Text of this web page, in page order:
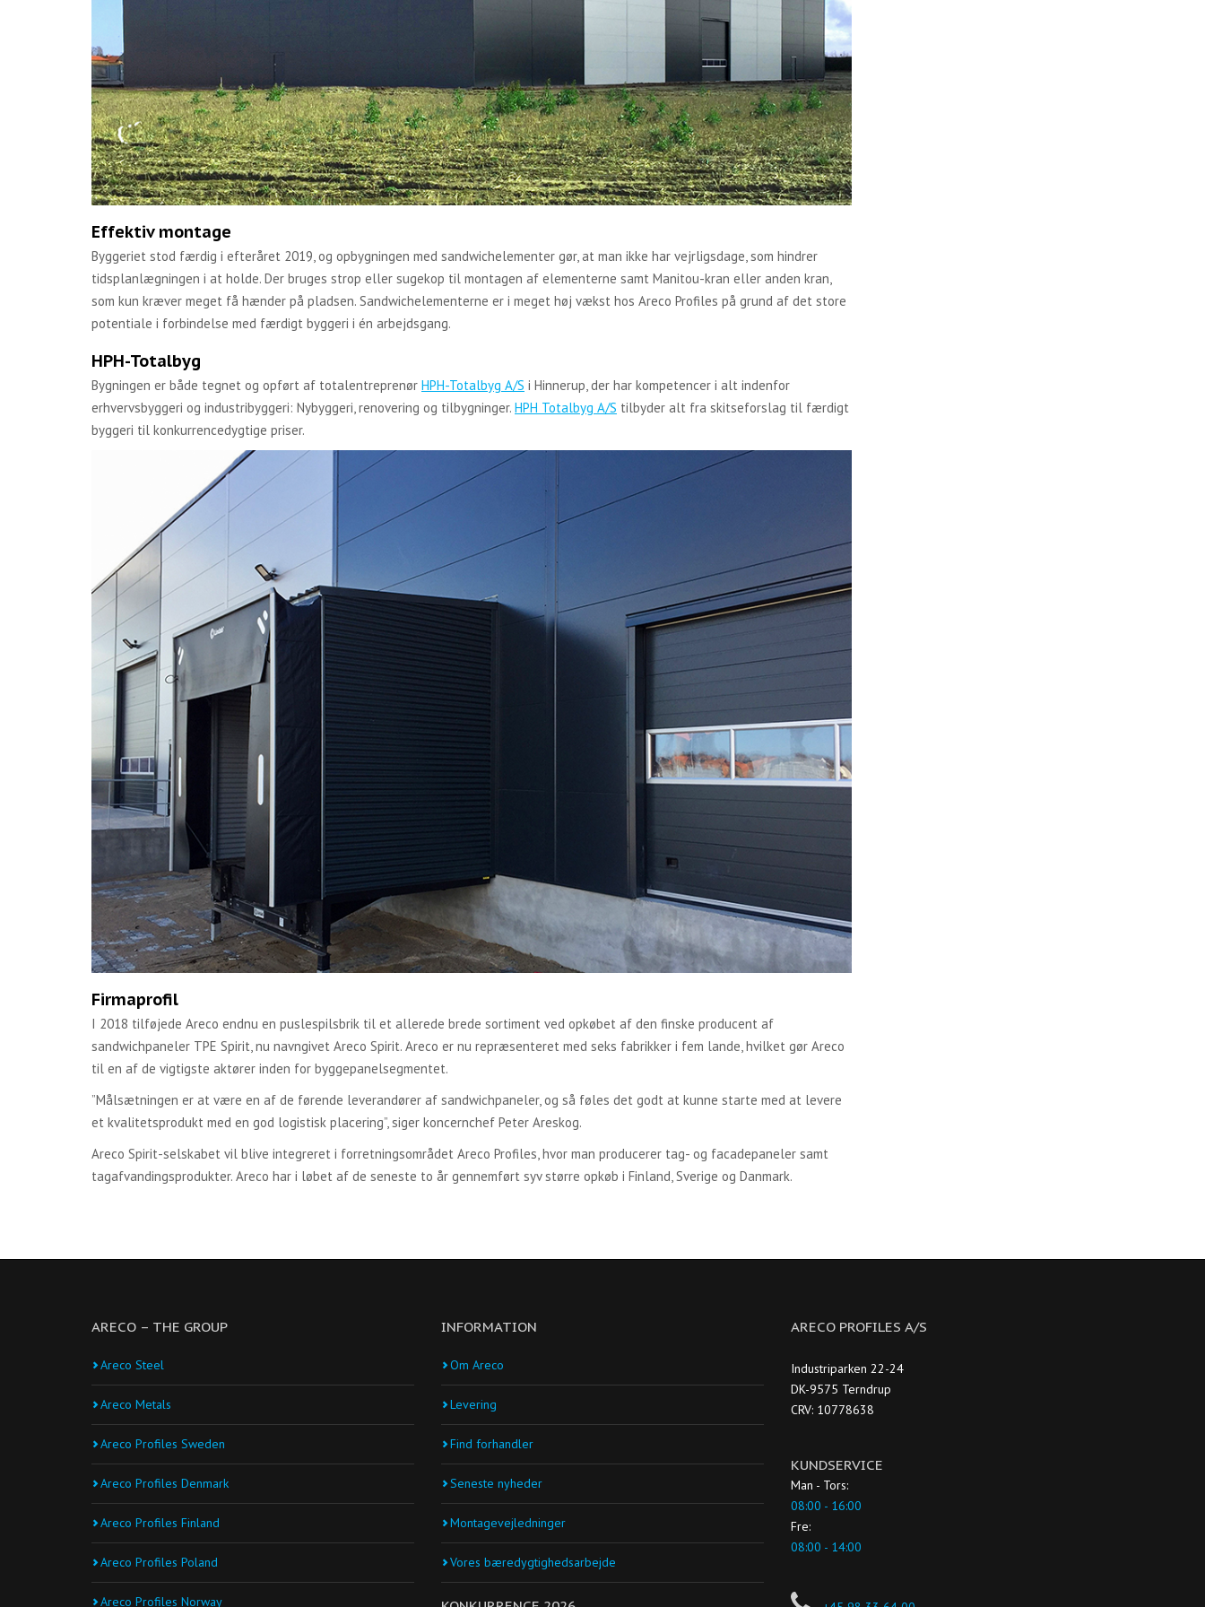
Effektiv montage
Byggeriet stod færdig i efteråret 2019, og opbygningen med sandwichelementer gør, at man ikke har vejrligsdage, som hindrer
tidsplanlægningen i at holde. Der bruges strop eller sugekop til montagen af elementerne samt Manitou-kran eller anden kran,
som kun kræver meget få hænder på pladsen. Sandwichelementerne er i meget høj vækst hos Areco Profiles på grund af det store
potentiale i forbindelse med færdigt byggeri i én arbejdsgang.
HPH-Totalbyg
Bygningen er både tegnet og opført af totalentreprenør HPH-Totalbyg A/S i Hinnerup, der har kompetencer i alt indenfor
erhvervsbyggeri og industribyggeri: Nybyggeri, renovering og tilbygninger. HPH Totalbyg A/S tilbyder alt fra skitseforslag til færdigt
byggeri til konkurrencedygtige priser.
Firmaprofil
I 2018 tilføjede Areco endnu en puslespilsbrik til et allerede brede sortiment ved opkøbet af den finske producent af
sandwichpaneler TPE Spirit, nu navngivet Areco Spirit. Areco er nu repræsenteret med seks fabrikker i fem lande, hvilket gør Areco
til en af de vigtigste aktører inden for byggepanelsegmentet.
”Målsætningen er at være en af de førende leverandører af sandwichpaneler, og så føles det godt at kunne starte med at levere
et kvalitetsprodukt med en god logistisk placering”, siger koncernchef Peter Areskog.
Areco Spirit-selskabet vil blive integreret i forretningsområdet Areco Profiles, hvor man producerer tag- og facadepaneler samt
tagafvandingsprodukter. Areco har i løbet af de seneste to år gennemført syv større opkøb i Finland, Sverige og Danmark.
ARECO – THE GROUP
Areco Steel
Areco Metals
Areco Profiles Sweden
Areco Profiles Denmark
Areco Profiles Finland
Areco Profiles Poland
Areco Profiles Norway
INFORMATION
Om Areco
Levering
Find forhandler
Seneste nyheder
Montagevejledninger
Vores bæredygtighedsarbejde
ARECO PROFILES A/S
Industriparken 22-24
DK-9575 Terndrup
CRV: 10778638
KUNDSERVICE
Man - Tors:
08:00 - 16:00
Fre:
08:00 - 14:00